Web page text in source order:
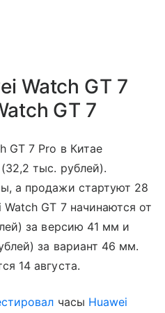
Watch GT 7
GT 7
GT 7 Pro в Китае
тыс. рублей).
а продажи стартуют 28
GT 7 начинаются от
за версию 41 мм и
за вариант 46 мм.
14 августа.
часы Huawei